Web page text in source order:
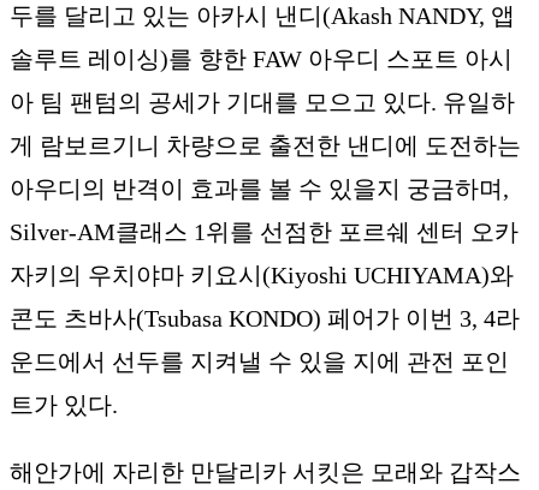
두를 달리고 있는 아카시 낸디(Akash NANDY, 앱
솔루트 레이싱)를 향한 FAW 아우디 스포트 아시
아 팀 팬텀의 공세가 기대를 모으고 있다. 유일하
게 람보르기니 차량으로 출전한 낸디에 도전하는
아우디의 반격이 효과를 볼 수 있을지 궁금하며,
Silver-AM클래스 1위를 선점한 포르쉐 센터 오카
자키의 우치야마 키요시(Kiyoshi UCHIYAMA)와
콘도 츠바사(Tsubasa KONDO) 페어가 이번 3, 4라
운드에서 선두를 지켜낼 수 있을 지에 관전 포인
트가 있다.
해안가에 자리한 만달리카 서킷은 모래와 갑작스